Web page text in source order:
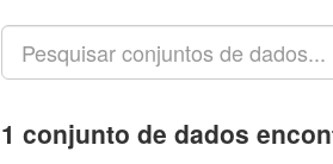
1 conjunto de dados